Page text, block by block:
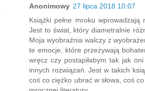
Anonimowy 27 lipca 2018 10:07
Książki pełne mroku wprowadzają
Jest to świat, który diametralnie
Moja wyobraźnia walczy z
te emocje, które przeżywają
wręcz czy postapiłabym tak jak
innych rozwiązań. Jest w takich
coś co ciężko ubrać w słowa, coś